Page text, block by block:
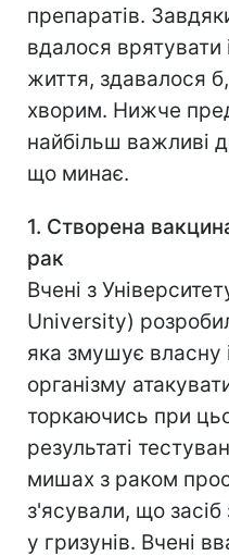
препаратів.
вдалося врятувати
життя, здавалося
хворим. Нижче
найбільш важливі
що минає.
1. Створена
рак
Вчені з
University)
яка змушує власну
організму
торкаючись при
результаті
мишах з раком
з'ясували, що
у гризунів. Вчені